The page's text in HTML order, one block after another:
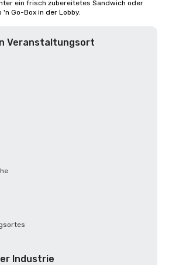
ein frisch zubereitetes Sandwich oder
'n Go-Box in der Lobby.
Veranstaltungsort
Industrie